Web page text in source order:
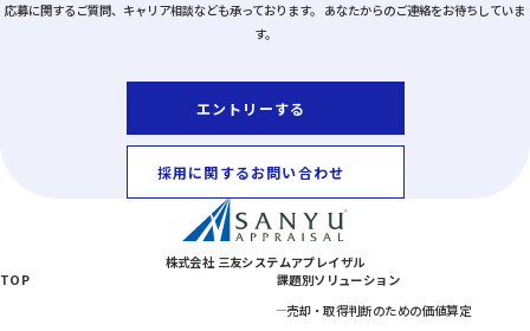
応募に関するご質問、キャリア相談なども承っております。 あなたからのご連絡をお待ちしていま
す。
エントリーする
採用に関するお問い合わせ
株式会社 三友システムアプレイザル
TOP
課題別ソリューション
売却・取得判断のための価値算定